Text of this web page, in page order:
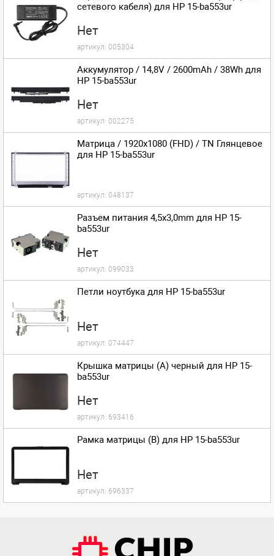
сетевого кабеля) для HP 15-ba553ur
Нет
артикул: 005304
Аккумулятор / 14,8V / 2600mAh / 38Wh для
HP 15-ba553ur
Нет
артикул: 002275
Матрица / 1920x1080 (FHD) / TN Глянцевое
для HP 15-ba553ur
артикул: 048137
Разъем питания 4,5x3,0mm для HP 15-
ba553ur
Нет
артикул: 099033
Петли ноутбука для HP 15-ba553ur
Нет
артикул: 074447
Крышка матрицы (A) черный для HP 15-
ba553ur
Нет
артикул: 693416
Рамка матрицы (B) для HP 15-ba553ur
Нет
артикул: 696337